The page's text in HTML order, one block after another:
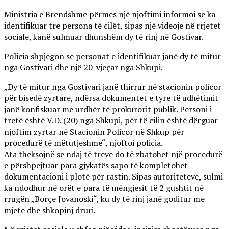
Ministria e Brendshme përmes një njoftimi informoi se ka
identifikuar tre persona të cilët, sipas një videoje në rrjetet
sociale, kanë sulmuar dhunshëm dy të rinj në Gostivar.
Policia shpjegon se personat e identifikuar janë dy të mitur
nga Gostivari dhe një 20-vjeçar nga Shkupi.
„Dy të mitur nga Gostivari janë thirrur në stacionin policor
për bisedë zyrtare, ndërsa dokumentet e tyre të udhëtimit
janë konfiskuar me urdhër të prokurorit publik. Personi i
tretë është V.D. (20) nga Shkupi, për të cilin është dërguar
njoftim zyrtar në Stacionin Policor në Shkup për
procedurë të mëtutjeshme“, njoftoi policia.
Ata theksojnë se ndaj të treve do të zbatohet një procedurë
e përshpejtuar para gjykatës sapo të kompletohet
dokumentacioni i plotë për rastin. Sipas autoriteteve, sulmi
ka ndodhur në orët e para të mëngjesit të 2 gushtit në
rrugën „Borçe Jovanoski“, ku dy të rinj janë goditur me
mjete dhe shkopinj druri.